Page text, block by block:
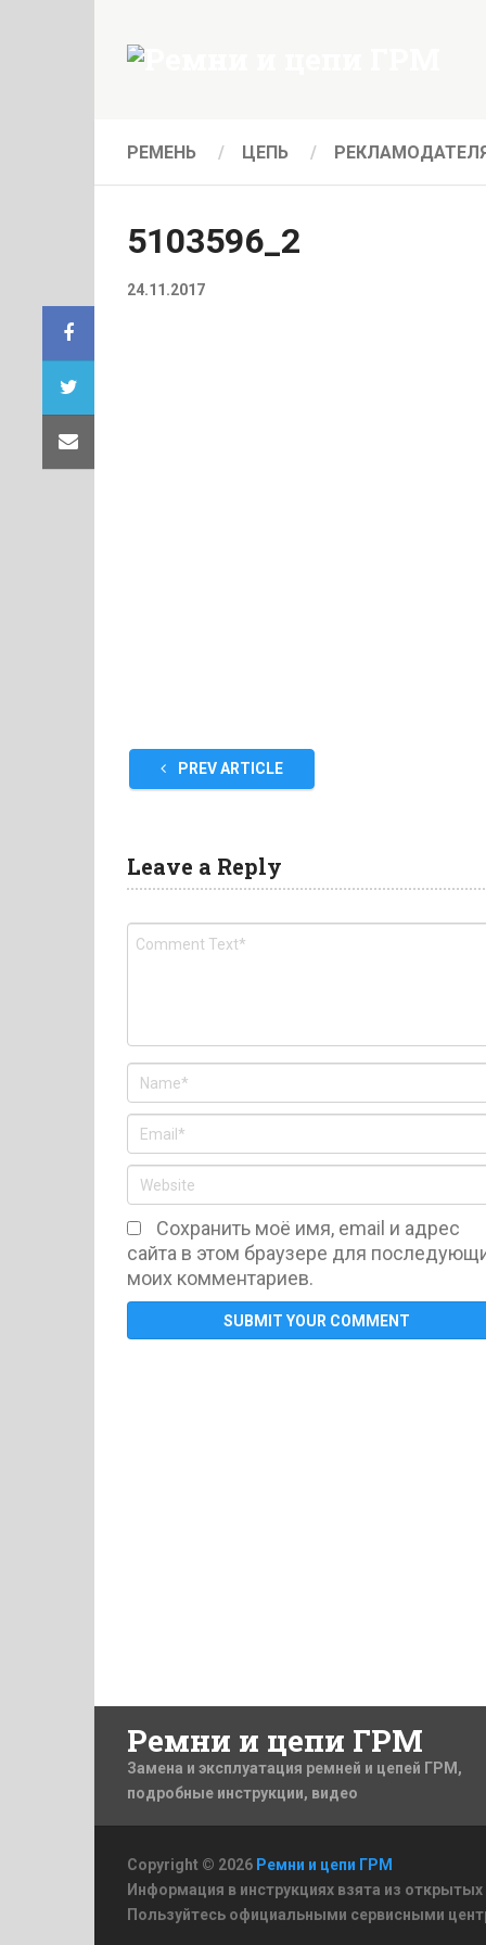
РЕМЕНЬ ЦЕПЬ
5103596_2
24.11.2017
PREV ARTICLE
Leave a Reply
Сохранить моё имя, email и адрес
сайта в этом браузере для
моих комментариев.
Ремни и цепи ГРМ
Замена и эксплуатация ремней и цепей ГРМ,
подробные инструкции, видео
Copyright © 2026 Ремни и цепи ГРМ
Информация в инструкциях взята из
Пользуйтесь официальными сервисными